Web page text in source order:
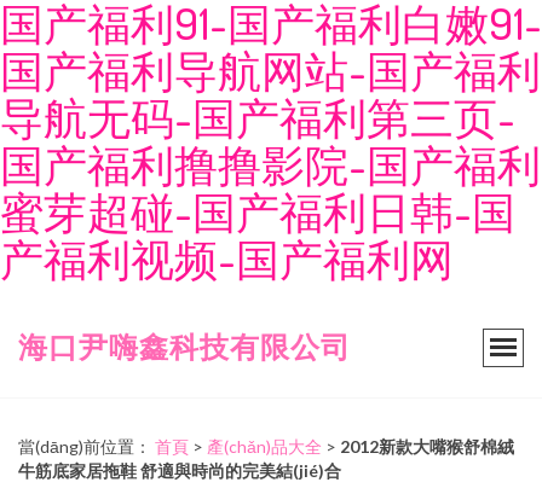
国产福利91-国产福利白嫩91-
国产福利导航网站-国产福利
导航无码-国产福利第三页-
国产福利撸撸影院-国产福利
蜜芽超碰-国产福利日韩-国
产福利视频-国产福利网
海口尹嗨鑫科技有限公司
當(dāng)前位置： 首頁 > 產(chǎn)品大全 > 2012新款大嘴猴舒棉絨
牛筋底家居拖鞋 舒適與時尚的完美結(jié)合